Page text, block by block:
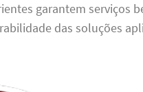
garantem serviços
das soluções